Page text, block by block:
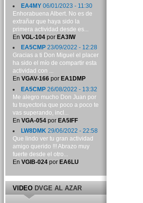
EA4MY06/01/2023 - 11:30
Enhorabuena Albert. No es de
extrañar que haya sido la
primera actividad desde es...
En VGL-104por EA3IW
EA5CMP23/09/2022 - 12:28
Gracias a ti Don Miguel el placer
ha sido el mío de compartir esta
actividad con ...
En VGAV-166por EA1DMP
EA5CMP26/08/2022 - 13:32
Me alegro mucho Don Juan por
tu trayectoria que poco a poco te
vas superando, incl...
En VGA-054por EA5IFF
LW8DMK29/06/2022 - 22:58
Que lindo ver tu gran actividad
amigo querido !!! Abrazo muy
fuerte desde el otro...
En VGIB-024por EA6LU
VIDEODVGE AL AZAR